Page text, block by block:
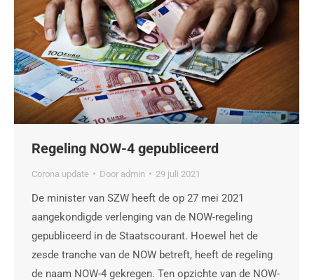
Regeling NOW-4 gepubliceerd
Corona update Door admin 29 juli 2021
De minister van SZW heeft de op 27 mei 2021
aangekondigde verlenging van de NOW-regeling
gepubliceerd in de Staatscourant. Hoewel het de
zesde tranche van de NOW betreft, heeft de regeling
de naam NOW-4 gekregen. Ten opzichte van de NOW-